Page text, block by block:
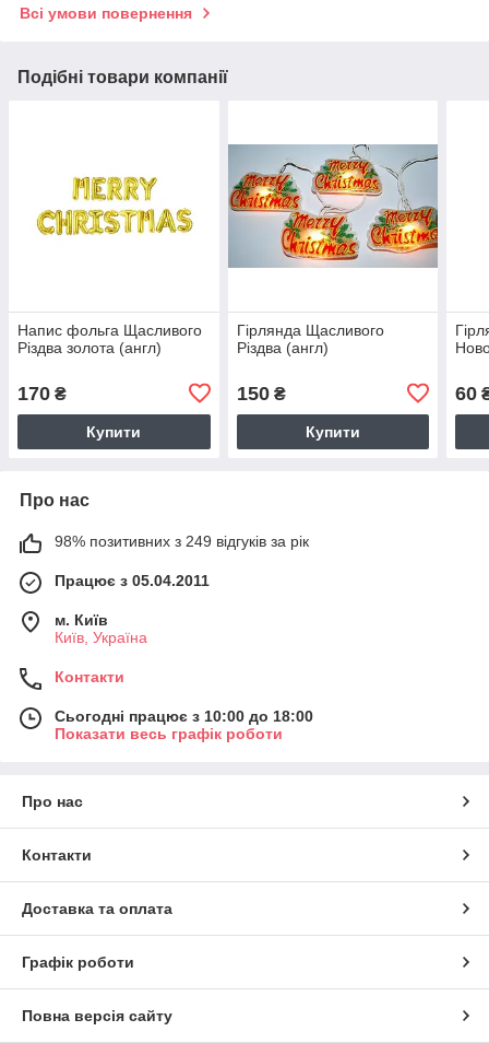
Всі умови повернення
Подібні товари компанії
Напис фольга Щасливого
Різдва золота (англ)
170 ₴
Купити
Гірлянда Щасливого
Різдва (англ)
150₴
Купити
60
Про нас
98% позитивних з 249 відгуків за рік
Працює з 05.04.2011
м. Київ
Київ, Україна
Контакти
Сьогодні працює з 10:00 до 18:00
Показати весь графік роботи
Про нас
Контакти
Доставка та оплата
Графік роботи
Повна версія сайту